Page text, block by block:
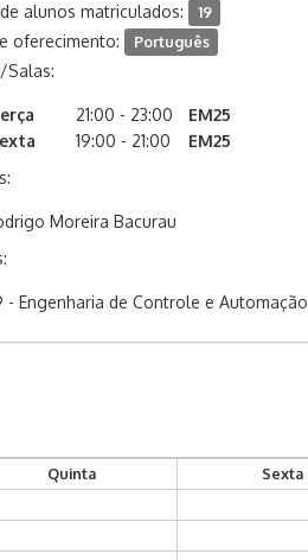
alunos matriculados: 19
oferecimento: Português
Salas:
21:00 - 23:00
EM25
19:00 - 21:00
EM25
Moreira Bacurau
- Engenharia de Controle e Automação
Quinta Sexta